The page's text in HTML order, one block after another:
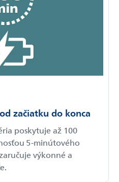
začiatku do konca
poskytuje až 100
5-minútového
výkonné a